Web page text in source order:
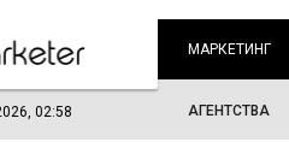
МАРКЕТИНГ
02:58 АГЕНТСТВА